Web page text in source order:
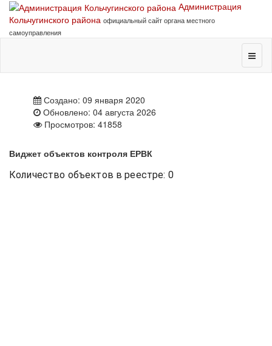
Администрация
Кольчугинского района официальный сайт органа местного
самоуправления
Создано: 09 января 2020
Обновлено: 04 августа 2026
Просмотров: 41858
Виджет объектов контроля ЕРВК